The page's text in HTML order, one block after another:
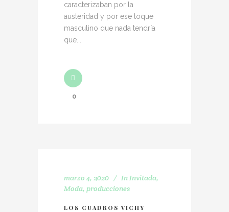
caracterizaban por la
austeridad y por ese toque
masculino que nada tendría
que...
0
marzo 4, 2020 InInvitada,
Moda, producciones
LOS CUADROS VICHY